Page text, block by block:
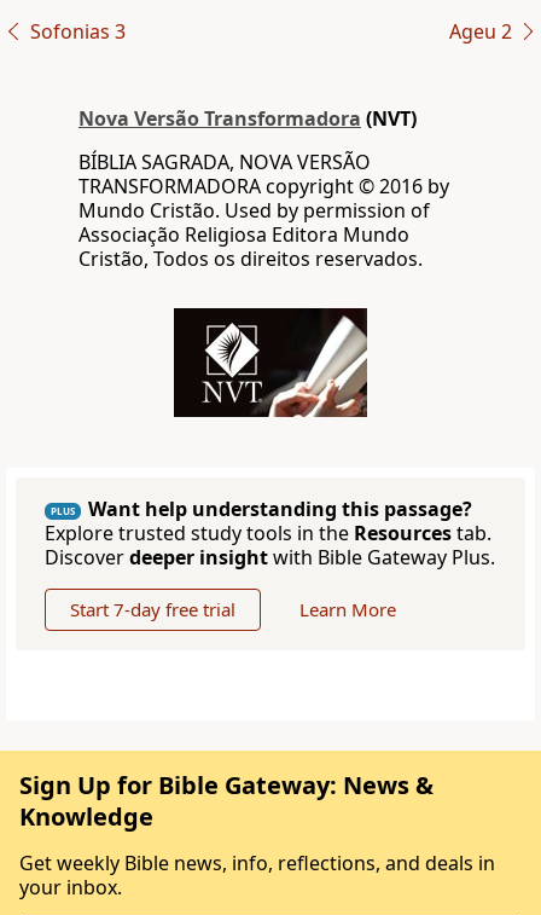
Sofonias 3 Ageu 2
Nova Versão Transformadora (NVT)
BÍBLIA SAGRADA, NOVA VERSÃO
TRANSFORMADORA copyright © 2016 by
Mundo Cristão. Used by permission of
Associação Religiosa Editora Mundo
Cristão, Todos os direitos reservados.
PLUS
Want help understanding this passage?
Explore trusted study tools in the Resourcestab.
Discoverdeeper insightwith Bible Gateway Plus.
Start 7-day free trial Learn More
Sign Up for Bible Gateway: News &
Knowledge
Get weekly Bible news, info, reflections, and deals in
your inbox.